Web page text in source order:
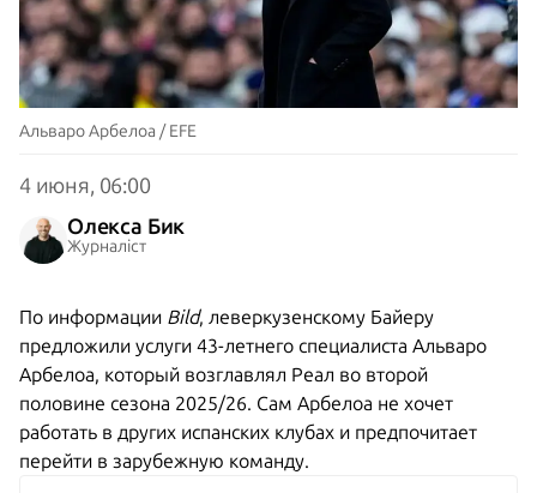
Альваро Арбелоа / EFE
4 июня, 06:00
Олекса Бик
Журналіст
По информации Bild, леверкузенскому Байеру
предложили услуги 43-летнего специалиста Альваро
Арбелоа, который возглавлял Реал во второй
половине сезона 2025/26. Сам Арбелоа не хочет
работать в других испанских клубах и предпочитает
перейти в зарубежную команду.